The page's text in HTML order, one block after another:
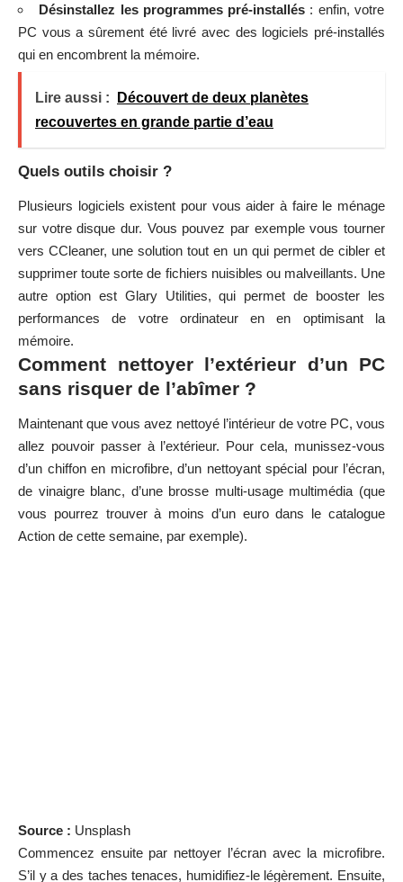
Désinstallez les programmes pré-installés : enfin, votre
PC vous a sûrement été livré avec des logiciels pré-installés
qui en encombrent la mémoire.
Lire aussi :
Découvert de deux planètes
recouvertes en grande partie d’eau
Quels outils choisir ?
Plusieurs logiciels existent pour vous aider à faire le ménage
sur votre disque dur. Vous pouvez par exemple vous tourner
versCCleaner, une solution tout en un qui permet de cibler et
supprimer toute sorte de fichiers nuisibles ou malveillants. Une
autre option est Glary Utilities, qui permet de booster les
performances de votre ordinateur en en optimisant la
mémoire.
Comment nettoyer l’extérieur d’un PC
sans risquer de l’abîmer ?
Maintenant que vous avez nettoyé l’intérieur de votre PC, vous
allez pouvoir passer à l’extérieur. Pour cela, munissez-vous
d’un chiffon en microfibre, d’un nettoyant spécial pour l’écran,
de vinaigre blanc, d’une brosse multi-usage multimédia (que
vous pourrez trouver à moins d’un euro dans le catalogue
Action de cette semaine, par exemple).
Source : Unsplash
Commencez ensuite par nettoyer l’écran avec la microfibre.
S’il y a des taches tenaces, humidifiez-le légèrement. Ensuite,